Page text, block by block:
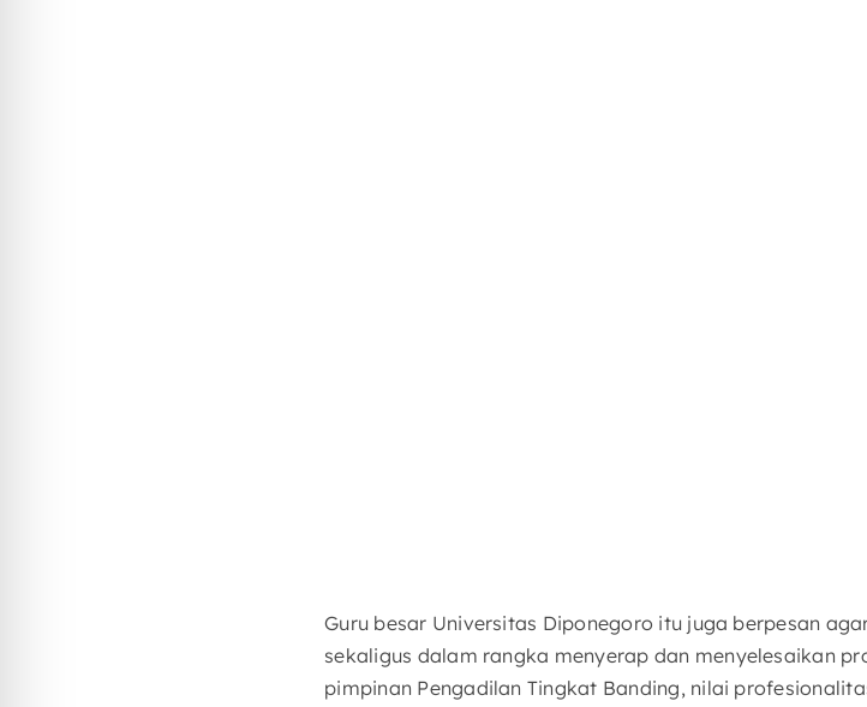
Guru besar Universitas Diponegoro itu juga berpesan
sekaligus dalam rangka menyerap dan menyelesaikan
pimpinan Pengadilan Tingkat Banding, nilai